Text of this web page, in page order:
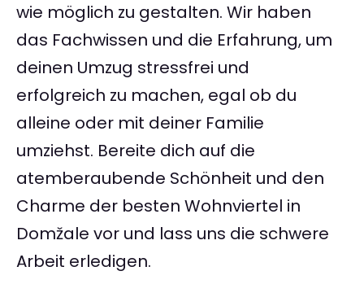
wie möglich zu gestalten. Wir haben
das Fachwissen und die Erfahrung, um
deinen Umzug stressfrei und
erfolgreich zu machen, egal ob du
alleine oder mit deiner Familie
umziehst. Bereite dich auf die
atemberaubende Schönheit und den
Charme der besten Wohnviertel in
Domžale vor und lass uns die schwere
Arbeit erledigen.